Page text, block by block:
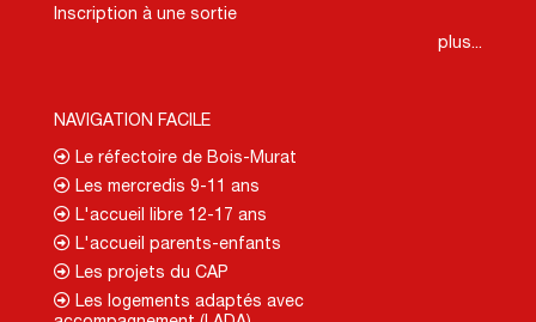
Inscription à une sortie
plus...
NAVIGATION FACILE
Le réfectoire de Bois-Murat
Les mercredis 9-11 ans
L'accueil libre 12-17 ans
L'accueil parents-enfants
Les projets du CAP
Les logements adaptés avec